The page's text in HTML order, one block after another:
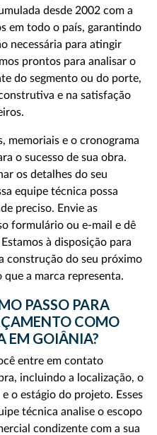
desde 2002 com a
em todo o país, garantindo
necessária para atingir
prontos para analisar o
do segmento ou do porte,
e na satisfação
memoriais e o cronograma
o sucesso de sua obra.
os detalhes do seu
equipe técnica possa
preciso. Envie as
formulário ou e-mail e dê
à disposição para
construção do seu próximo
a marca representa.
PASSO PARA
COMO
EM GOIÂNIA?
entre em contato
incluindo a localização, o
o estágio do projeto. Esses
técnica analise o escopo
condizente com a sua